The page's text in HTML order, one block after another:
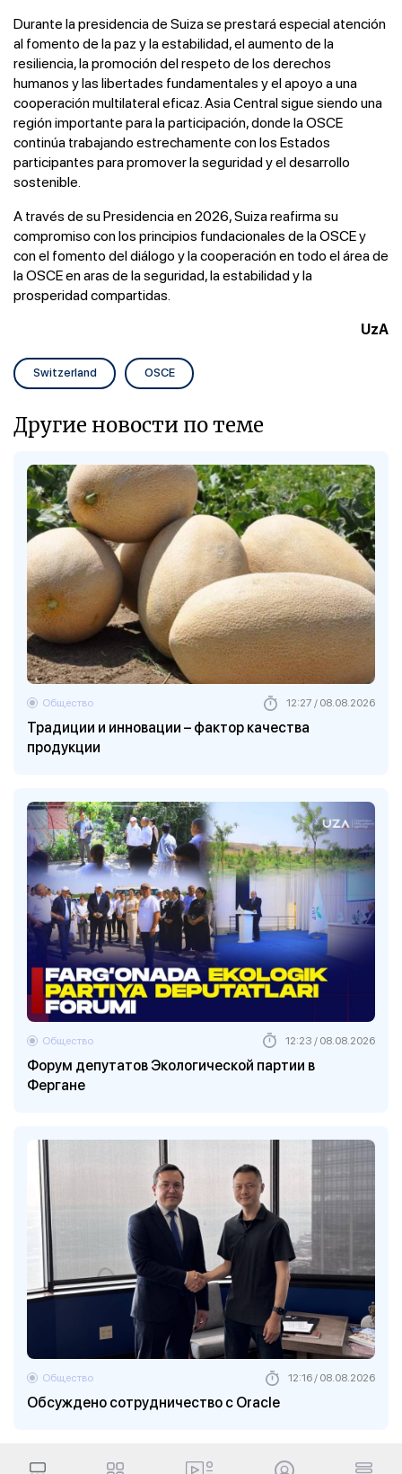
Durante la presidencia de Suiza se prestará especial atención
al fomento de la paz y la estabilidad, el aumento de la
resiliencia, la promoción del respeto de los derechos
humanos y las libertades fundamentales y el apoyo a una
cooperación multilateral eficaz. Asia Central sigue siendo una
región importante para la participación, donde la OSCE
continúa trabajando estrechamente con los Estados
participantes para promover la seguridad y el desarrollo
sostenible.
A través de su Presidencia en 2026, Suiza reafirma su
compromiso con los principios fundacionales de la OSCE y
con el fomento del diálogo y la cooperación en todo el área de
la OSCE en aras de la seguridad, la estabilidad y la
prosperidad compartidas.
UzA
Switzerland OSCE
Другие новости по теме
Традиции и инновации – фактор качества
продукции
Общество 12:27 / 08.08.2026
Форум депутатов Экологической партии в
Фергане
Общество 12:23 / 08.08.2026
Обсуждено сотрудничество с Oracle
Общество 12:16 / 08.08.2026